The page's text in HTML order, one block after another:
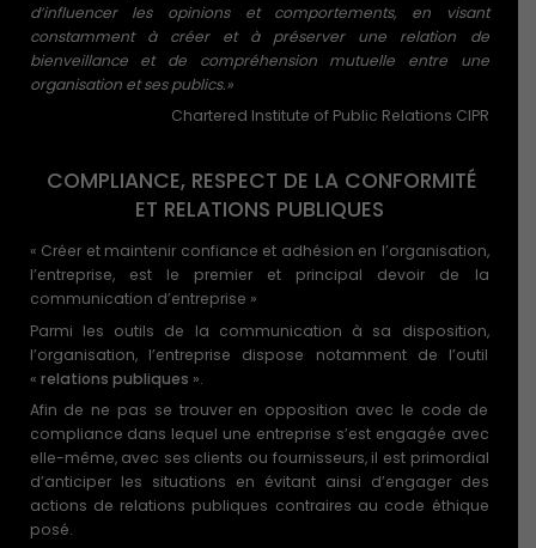
d’influencer les opinions et comportements, en visant
constamment à créer et à préserver une relation de
bienveillance et de compréhension mutuelle entre une
organisation et ses publics.»
Chartered Institute of Public Relations CIPR
COMPLIANCE, RESPECT DE LA CONFORMITÉ
ET RELATIONS PUBLIQUES
« Créer et maintenir confiance et adhésion en l’organisation,
l’entreprise, est le premier et principal devoir de la
communication d’entreprise »
Parmi les outils de la communication à sa disposition,
l’organisation, l’entreprise dispose notamment de l’outil
« relations publiques ».
Afin de ne pas se trouver en opposition avec le code de
compliance dans lequel une entreprise s’est engagée avec
elle-même, avec ses clients ou fournisseurs, il est primordial
d’anticiper les situations en évitant ainsi d’engager des
actions de relations publiques contraires au code éthique
posé.